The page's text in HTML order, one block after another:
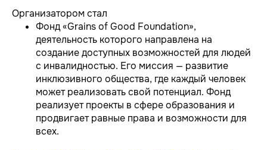
Организатором стал
Фонд «Grains of Good Foundation»,
деятельность которого направлена на
создание доступных возможностей для людей
с инвалидностью. Его миссия — развитие
инклюзивного общества, где каждый человек
может реализовать свой потенциал. Фонд
реализует проекты в сфере образования и
продвигает равные права и возможности для
всех.